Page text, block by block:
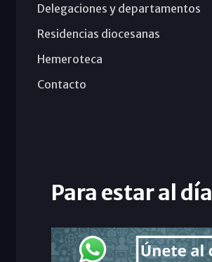
Delegaciones y departamentos
Residencias diocesanas
Hemeroteca
Contacto
Para estar al día